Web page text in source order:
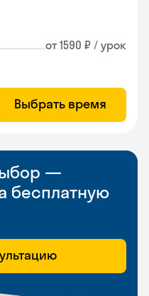
от 1590 ₽ / урок
Выбрать время
—
бесплатную